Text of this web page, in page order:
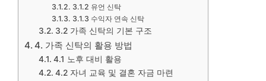
3.1.2 유언 신탁
3.1.3 수익자 연속 신탁
3.2 가족 신탁의 기본 구조
4. 가족 신탁의 활용 방법
4.1 노후 대비 활용
4.2 자녀 교육 및 결혼 자금 마련